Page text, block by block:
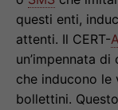
questi enti,
attenti. Il CERT-
un’impennata di
che inducono le
bollettini.